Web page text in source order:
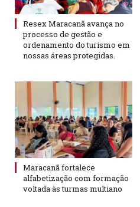
Resex Maracanã avança no
processo de gestão e
ordenamento do turismo em
nossas áreas protegidas.
Maracanã fortalece
alfabetização com formação
voltada às turmas multiano